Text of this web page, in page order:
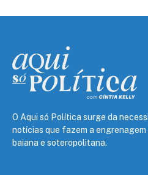
O Aqui só Política surge da
notícias que fazem a engrenagem
baiana e soteropolitana.